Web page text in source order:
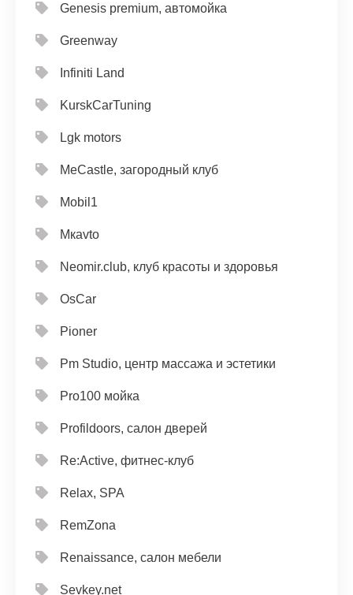
Genesis premium, автомойка
Greenway
Infiniti Land
KurskCarTuning
Lgk motors
MeCastle, загородный клуб
Mobil1
Mкavto
Neomir.club, клуб красоты и здоровья
OsCar
Pioner
Pm Studio, центр массажа и эстетики
Pro100 мойка
Profildoors, салон дверей
Re:Active, фитнес-клуб
Relax, SPA
RemZona
Renaissance, салон мебели
Sevkey.net